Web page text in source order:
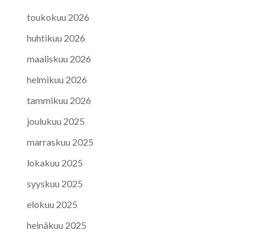
toukokuu 2026
huhtikuu 2026
maaliskuu 2026
helmikuu 2026
tammikuu 2026
joulukuu 2025
marraskuu 2025
lokakuu 2025
syyskuu 2025
elokuu 2025
heinäkuu 2025